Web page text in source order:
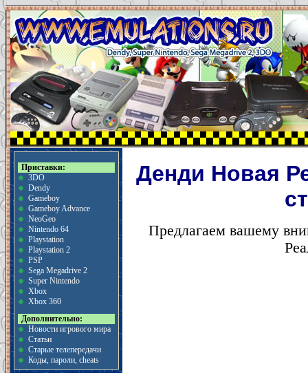
Приставки:
3DO
Dendy
Gameboy
Gameboy Advance
NeoGeo
Nintendo 64
Playstation
Playstation 2
PSP
Sega Megadrive 2
Super Nintendo
Xbox
Xbox 360
Дополнительно:
Новости игрового мира
Статьи
Старые телепередачи
Коды, пароли, cheats
Денди Новая
Предлагаем вашему